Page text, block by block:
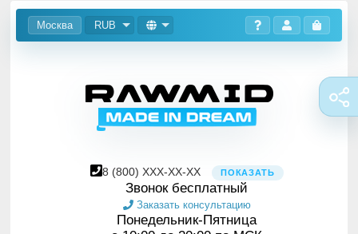
Москва RUB
8 (800) XXX-XX-XX ПОКАЗАТЬ
Звонок бесплатный
Заказать консультацию
Понедельник-Пятница